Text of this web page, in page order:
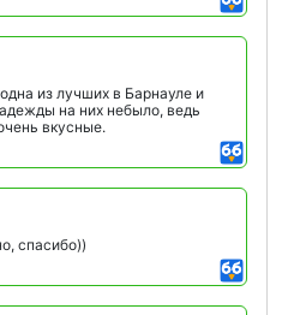
из лучших в Барнауле и
на них небыло, ведь
вкусные.
спасибо))